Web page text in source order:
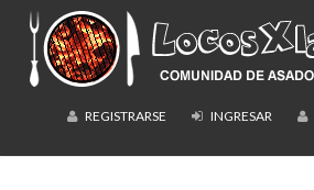
REGISTRARSE INGRESAR